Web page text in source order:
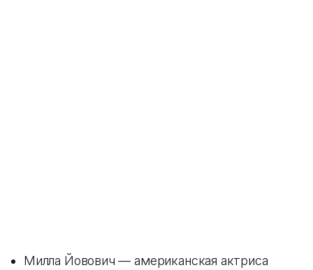
Милла Йовович — американская актриса